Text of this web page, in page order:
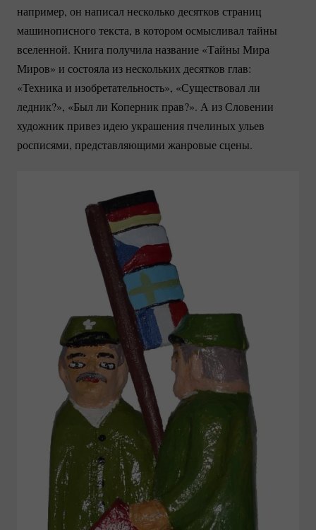
например, он написал несколько десятков страниц
машинописного текста, в котором осмысливал тайны
вселенной. Книга получила название «Тайны Мира
Миров» и состояла из нескольких десятков глав:
«Техника и изобретательность», «Существовал ли
ледник?», «Был ли Коперник прав?». А из Словении
художник привез идею украшения пчелиных ульев
росписями, представляющими жанровые сцены.